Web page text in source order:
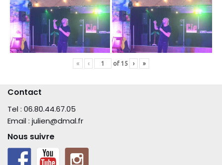
« ‹ of 15 › »
Contact
Tel : 06.80.44.67.05
Email : julien@dmal.fr
Nous suivre